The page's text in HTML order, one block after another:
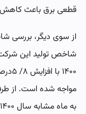
قطعی برق باعث
از سوی دیگر، بررسی
مواجه شده است. از